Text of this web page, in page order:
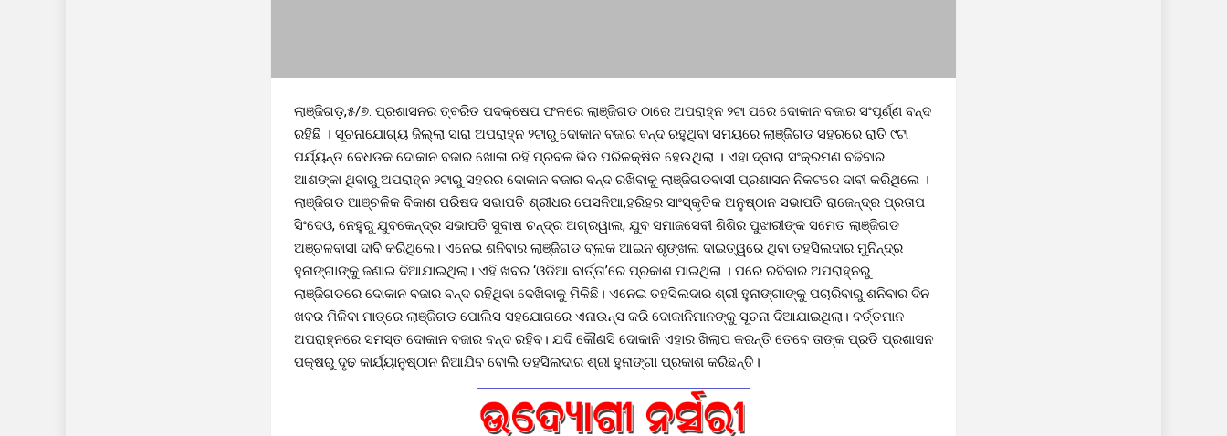
ଲାଞ୍ଜିଗଡ଼,୫/୭: ପ୍ରଶାସନର ତ୍ବରିତ ପଦକ୍ଷେପ ଫଳରେ ଲାଞ୍ଜିଗଡ ଠାରେ ଅପରାହ୍ନ ୨ଟା ପରେ ଦୋକାନ ବଜାର ସଂପୂର୍ଣ୍ଣ ବନ୍ଦ
ରହିଛି । ସୂଚନାଯୋଗ୍ୟ ଜିଲ୍ଲା ସାରା ଅପରାହ୍ନ ୨ଟାରୁ ଦୋକାନ ବଜାର ବନ୍ଦ ରହୁଥିବା ସମୟରେ ଲାଞ୍ଜିଗଡ ସହରରେ ରାତି ୯ଟା
ପର୍ଯ୍ୟନ୍ତ ବେଧଡକ ଦୋକାନ ବଜାର ଖୋଳା ରହି ପ୍ରବଳ ଭିଡ ପରିଳକ୍ଷିତ ହେଉଥିଲା । ଏହା ଦ୍ବାରା ସଂକ୍ରମଣ ବଢିବାର
ଆଶଙ୍କା ଥିବାରୁ ଅପରାହ୍ନ ୨ଟାରୁ ସହରର ଦୋକାନ ବଜାର ବନ୍ଦ ରଖିବାକୁ ଲାଞ୍ଜିଗଡବାସୀ ପ୍ରଶାସନ ନିକଟରେ ଦାବୀ କରିଥିଲେ ।
ଲାଞ୍ଜିଗଡ ଆଞ୍ଚଳିକ ବିକାଶ ପରିଷଦ ସଭାପତି ଶ୍ରୀଧର ପେସନିଆ,ହରିହର ସାଂସ୍କୃତିକ ଅନୁଷ୍ଠାନ ସଭାପତି ରାଜେନ୍ଦ୍ର ପ୍ରତାପ
ସିଂଦେଓ, ନେହୁରୁ ଯୁବକେନ୍ଦ୍ର ସଭାପତି ସୁବାଷ ଚନ୍ଦ୍ର ଅଗ୍ରୱାଲ, ଯୁବ ସମାଜସେବୀ ଶିଶିର ପୁଝାରୀଙ୍କ ସମେତ ଲାଞ୍ଜିଗଡ
ଅଞ୍ଚଳବାସୀ ଦାବି କରିଥିଲେ। ଏନେଇ ଶନିବାର ଲାଞ୍ଜିଗଡ ବ୍ଲକ ଆଇନ ଶୃଙ୍ଖଳା ଦାଇତ୍ୱରେ ଥିବା ତହସିଲଦାର ମୁନିନ୍ଦ୍ର
ହୁନାଙ୍ଗାଙ୍କୁ ଜଣାଇ ଦିଆଯାଇଥିଲା। ଏହି ଖବର ‘ଓଡିଆ ବାର୍ତ୍ତା’ରେ ପ୍ରକାଶ ପାଇଥିଲା । ପରେ ରବିବାର ଅପରାହ୍ନରୁ
ଲାଞ୍ଜିଗଡରେ ଦୋକାନ ବଜାର ବନ୍ଦ ରହିଥିବା ଦେଖିବାକୁ ମିଳିଛି। ଏନେଇ ତହସିଲଦାର ଶ୍ରୀ ହୁନାଙ୍ଗାଙ୍କୁ ପଚାରିବାରୁ ଶନିବାର ଦିନ
ଖବର ମିଳିବା ମାତ୍ରେ ଲାଞ୍ଜିଗଡ ପୋଲିସ ସହଯୋଗରେ ଏନାଉନ୍ସ କରି ଦୋକାନିମାନଙ୍କୁ ସୂଚନା ଦିଆଯାଇଥିଲା। ବର୍ତ୍ତମାନ
ଅପରାହ୍ନରେ ସମସ୍ତ ଦୋକାନ ବଜାର ବନ୍ଦ ରହିବ। ଯଦି କୌଣସି ଦୋକାନି ଏହାର ଖିଲାପ କରନ୍ତି ତେବେ ତାଙ୍କ ପ୍ରତି ପ୍ରଶାସନ
ପକ୍ଷରୁ ଦୃଢ କାର୍ଯ୍ୟାନୁଷ୍ଠାନ ନିଆଯିବ ବୋଲି ତହସିଲଦାର ଶ୍ରୀ ହୁନାଙ୍ଗା ପ୍ରକାଶ କରିଛନ୍ତି।